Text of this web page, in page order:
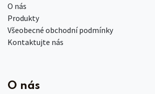
O nás
Produkty
Všeobecné obchodní podmínky
Kontaktujte nás
O nás